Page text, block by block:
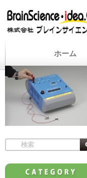
ホーム